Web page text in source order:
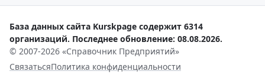
База данных сайта Kurskpage содержит 6314
организаций. Последнее обновление: 08.08.2026.
© 2007-2026 «Справочник Предприятий»
СвязатьсяПолитика конфиденциальности